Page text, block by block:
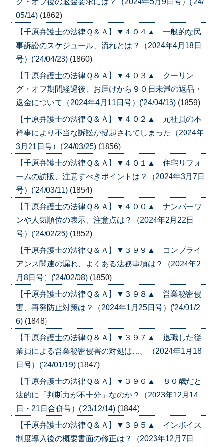
05/14) (1862)
【千原弁護士の法律Ｑ＆Ａ】▼４０４▲ 一般的な民
事訴訟のスケジュール、流れとは？（2024年4月18日
号）('24/04/23) (1860)
【千原弁護士の法律Ｑ＆Ａ】▼４０３▲ クーリン
グ・オフ期間経過後、お届けから９０日未満の返品・
返金について（2024年4月11日号）('24/04/16) (1859)
【千原弁護士の法律Ｑ＆Ａ】▼４０２▲ 元社員の不
祥事により不当な訴訟が提起されてしまった（2024年
3月21日号）('24/03/25) (1856)
【千原弁護士の法律Ｑ＆Ａ】▼４０１▲ 住宅リフォ
ームの訪販、注意すべきポイントは？（2024年3月7日
号）('24/03/11) (1854)
【千原弁護士の法律Ｑ＆Ａ】▼４００▲ ナンバーワ
ンや人気順位の表示、注意点は？（2024年2月22日
号）('24/02/26) (1852)
【千原弁護士の法律Ｑ＆Ａ】▼３９９▲ コンプライ
アンス関連の漏れ、よくある法務事項は？（2024年2
月8日号）('24/02/08) (1850)
【千原弁護士の法律Ｑ＆Ａ】▼３９８▲ 営業秘密侵
害、再発防止対策は？（2024年1月25日号）('24/01/2
6) (1848)
【千原弁護士の法律Ｑ＆Ａ】▼３９７▲ 退職した従
業員による営業秘密侵害の対処は…。（2024年1月18
日号）('24/01/19) (1847)
【千原弁護士の法律Ｑ＆Ａ】▼３９６▲ ８０歳だと
法的に「判断力が不十分」なのか？（2023年12月14
日・21日合併号）('23/12/14) (1844)
【千原弁護士の法律Ｑ＆Ａ】▼３９５▲ インボイス
制度導入後の概要書面の修正は？（2023年12月7日